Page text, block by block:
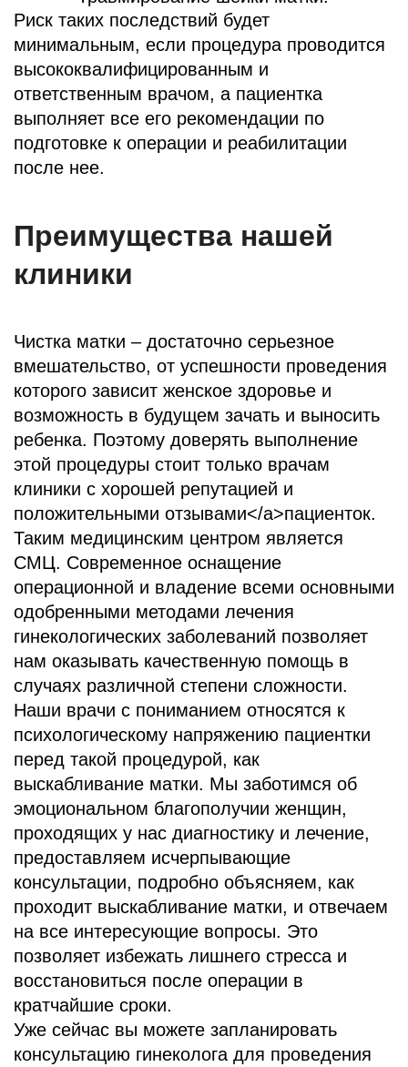
Риск таких последствий будет
минимальным, если процедура проводится
высококвалифицированным и
ответственным врачом, а пациентка
выполняет все его рекомендации по
подготовке к операции и реабилитации
после нее.
Преимущества нашей
клиники
Чистка матки – достаточно серьезное
вмешательство, от успешности проведения
которого зависит женское здоровье и
возможность в будущем зачать и выносить
ребенка. Поэтому доверять выполнение
этой процедуры стоит только врачам
клиники с хорошей репутацией и
положительными отзывами</a>пациенток.
Таким медицинским центром является
СМЦ. Современное оснащение
операционной и владение всеми основными
одобренными методами лечения
гинекологических заболеваний позволяет
нам оказывать качественную помощь в
случаях различной степени сложности.
Наши врачи с пониманием относятся к
психологическому напряжению пациентки
перед такой процедурой, как
выскабливание матки. Мы заботимся об
эмоциональном благополучии женщин,
проходящих у нас диагностику и лечение,
предоставляем исчерпывающие
консультации, подробно объясняем, как
проходит выскабливание матки, и отвечаем
на все интересующие вопросы. Это
позволяет избежать лишнего стресса и
восстановиться после операции в
кратчайшие сроки.
Уже сейчас вы можете запланировать
консультацию гинеколога для проведения